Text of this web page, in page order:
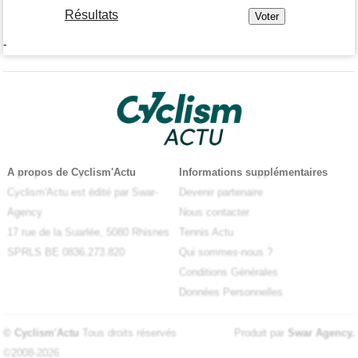
Résultats
-
A propos de Cyclism'Actu
Cyclism'Actu est édité par Swar-
Agency
17 rue de la Suarlée, 5080 Rhisnes
SPRLS BE 0836.273.820
Informations supplémentaires
Devenir partenaire
Nous contacter
Tennis Actu
Qui sommes-nous ?
Conditions Générales
Données Personnelles
© Cyclism'Actu Tous droits réservés
©2008-2026
Produit par Swar Agency.